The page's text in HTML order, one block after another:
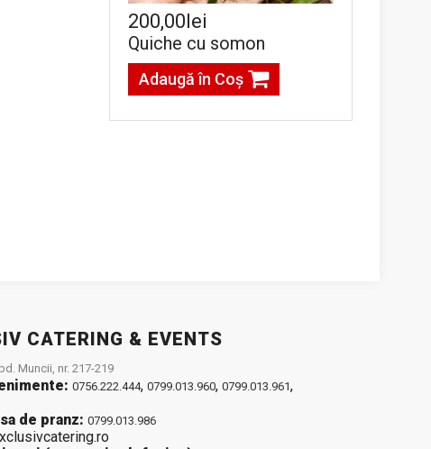
200,00lei
Quiche cu somon
Adaugă în Coş
CATERING & EVENTS
Muncii, nr. 217-219
0756.222.444, 0799.013.960, 0799.013.961,
de pranz: 0799.013.986